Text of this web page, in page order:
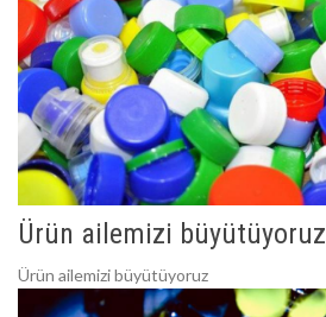
Ürün ailemizi büyütüyoruz
Ürün ailemizi büyütüyoruz